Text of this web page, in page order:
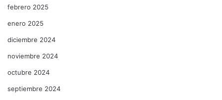
febrero 2025
enero 2025
diciembre 2024
noviembre 2024
octubre 2024
septiembre 2024